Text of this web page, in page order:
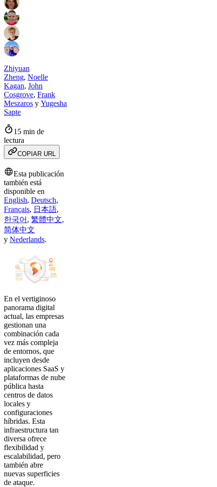
Zhiyuan
Zheng, Noelle
Kagan, John
Cosgrove, Frank
Meszaros y Yugesha
Sapte
15 min de
lectura
COPIAR URL
Esta publicación
también está
disponible en
English, Deutsch,
Français, 日本語,
한국어 , 繁體中文,
简体中文
y Nederlands.
En el vertiginoso
panorama digital
actual, las empresas
gestionan una
combinación cada
vez más compleja
de entornos, que
incluyen desde
aplicaciones SaaS y
plataformas de nube
pública hasta
centros de datos
locales y
configuraciones
híbridas. Esta
infraestructura tan
diversa ofrece
flexibilidad y
escalabilidad, pero
también abre
nuevas superficies
de ataque.